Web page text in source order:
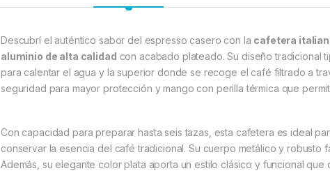
Descubrí el auténtico sabor del espresso casero con la cafetera
aluminio de alta calidad con acabado plateado. Su diseño tradicional
para calentar el agua y la superior donde se recoge el café filtrado a
seguridad para mayor protección y mango con perilla térmica que
Con capacidad para preparar hasta seis tazas, esta cafetera es ideal
conservar la esencia del café tradicional. Su cuerpo metálico y robusto
Además, su elegante color plata aporta un estilo clásico y funcional que